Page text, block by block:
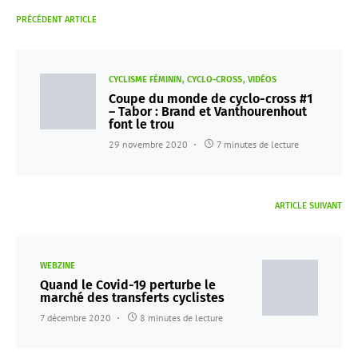
PRÉCÉDENT ARTICLE
CYCLISME FÉMININ CYCLO-CROSS VIDÉOS
Coupe du monde de cyclo-cross #1
– Tabor : Brand et Vanthourenhout
font le trou
29 novembre 2020 7 minutes de lecture
ARTICLE SUIVANT
WEBZINE
Quand le Covid-19 perturbe le
marché des transferts cyclistes
7 décembre 2020 8 minutes de lecture